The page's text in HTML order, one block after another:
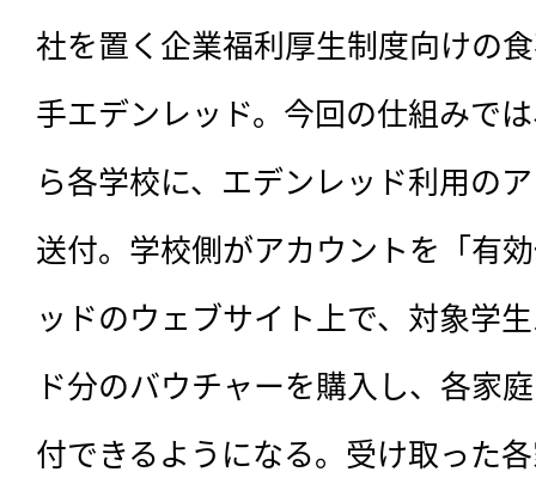
社を置く企業福利厚生制度向けの
手エデンレッド。今回の仕組みで
ら各学校に、エデンレッド利用の
送付。学校側がアカウントを「有
ッドのウェブサイト上で、対象学
ド分のバウチャーを購入し、各家
付できるようになる。受け取った